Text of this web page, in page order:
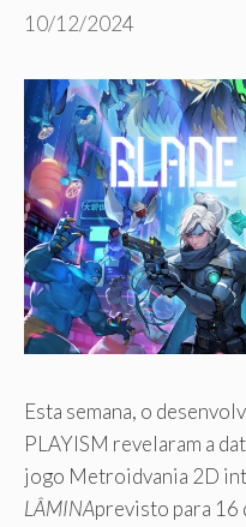
10/12/2024
Esta semana, o
PLAYISM revelaram a
jogo Metroidvania 2D
LÂMINAprevisto para 16